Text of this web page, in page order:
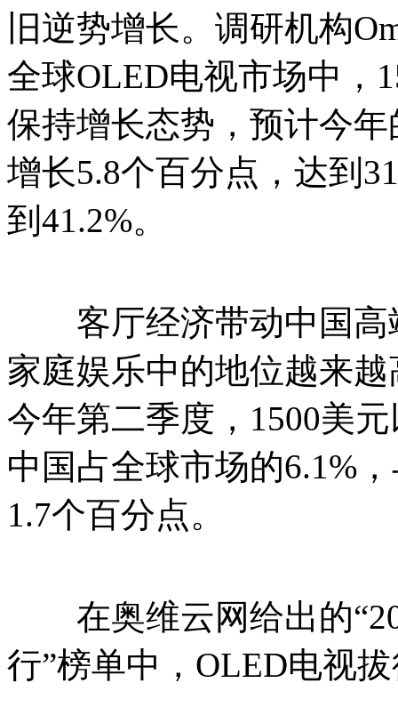
旧逆势增长。调研机构
全球OLED电视市场中，
保持增长态势，预计今
增长5.8个百分点，达到
到41.2%。
客厅经济带动中国高
家庭娱乐中的地位越来
今年第二季度，1500美
中国占全球市场的6.1%
1.7个百分点。
在奥维云网给出的
行”榜单中，OLED电视